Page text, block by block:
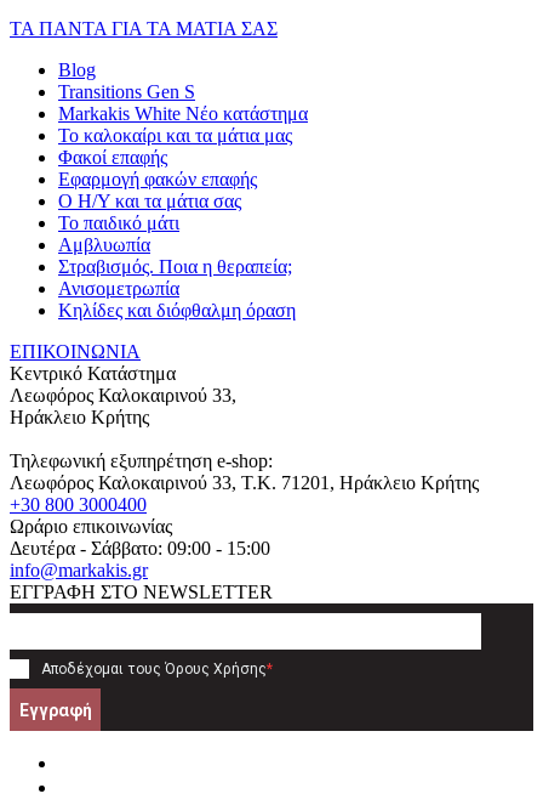
ΤΑ ΠΑΝΤΑ ΓΙΑ ΤΑ ΜΑΤΙΑ ΣΑΣ
Blog
Transitions Gen S
Markakis White Νέο κατάστημα
Το καλοκαίρι και τα μάτια μας
Φακοί επαφής
Εφαρμογή φακών επαφής
Ο Η/Υ και τα μάτια σας
Το παιδικό μάτι
Αμβλυωπία
Στραβισμός. Ποια η θεραπεία;
Ανισομετρωπία
Κηλίδες και διόφθαλμη όραση
ΕΠΙΚΟΙΝΩΝΙΑ
Κεντρικό Κατάστημα
Λεωφόρος Καλοκαιρινού 33,
Ηράκλειο Κρήτης
Τηλεφωνική εξυπηρέτηση e-shop:
Λεωφόρος Καλοκαιρινού 33, T.K. 71201, Ηράκλειο Κρήτης
+30 800 3000400
Ωράριο επικοινωνίας
Δευτέρα - Σάββατο: 09:00 - 15:00
info@markakis.gr
ΕΓΓΡΑΦΗ ΣΤΟ NEWSLETTER
Αποδέχομαι τους Όρους Χρήσης*
Εγγραφή